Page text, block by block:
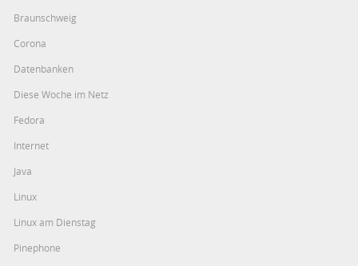
Braunschweig
Corona
Datenbanken
Diese Woche im Netz
Fedora
Internet
Java
Linux
Linux am Dienstag
Pinephone